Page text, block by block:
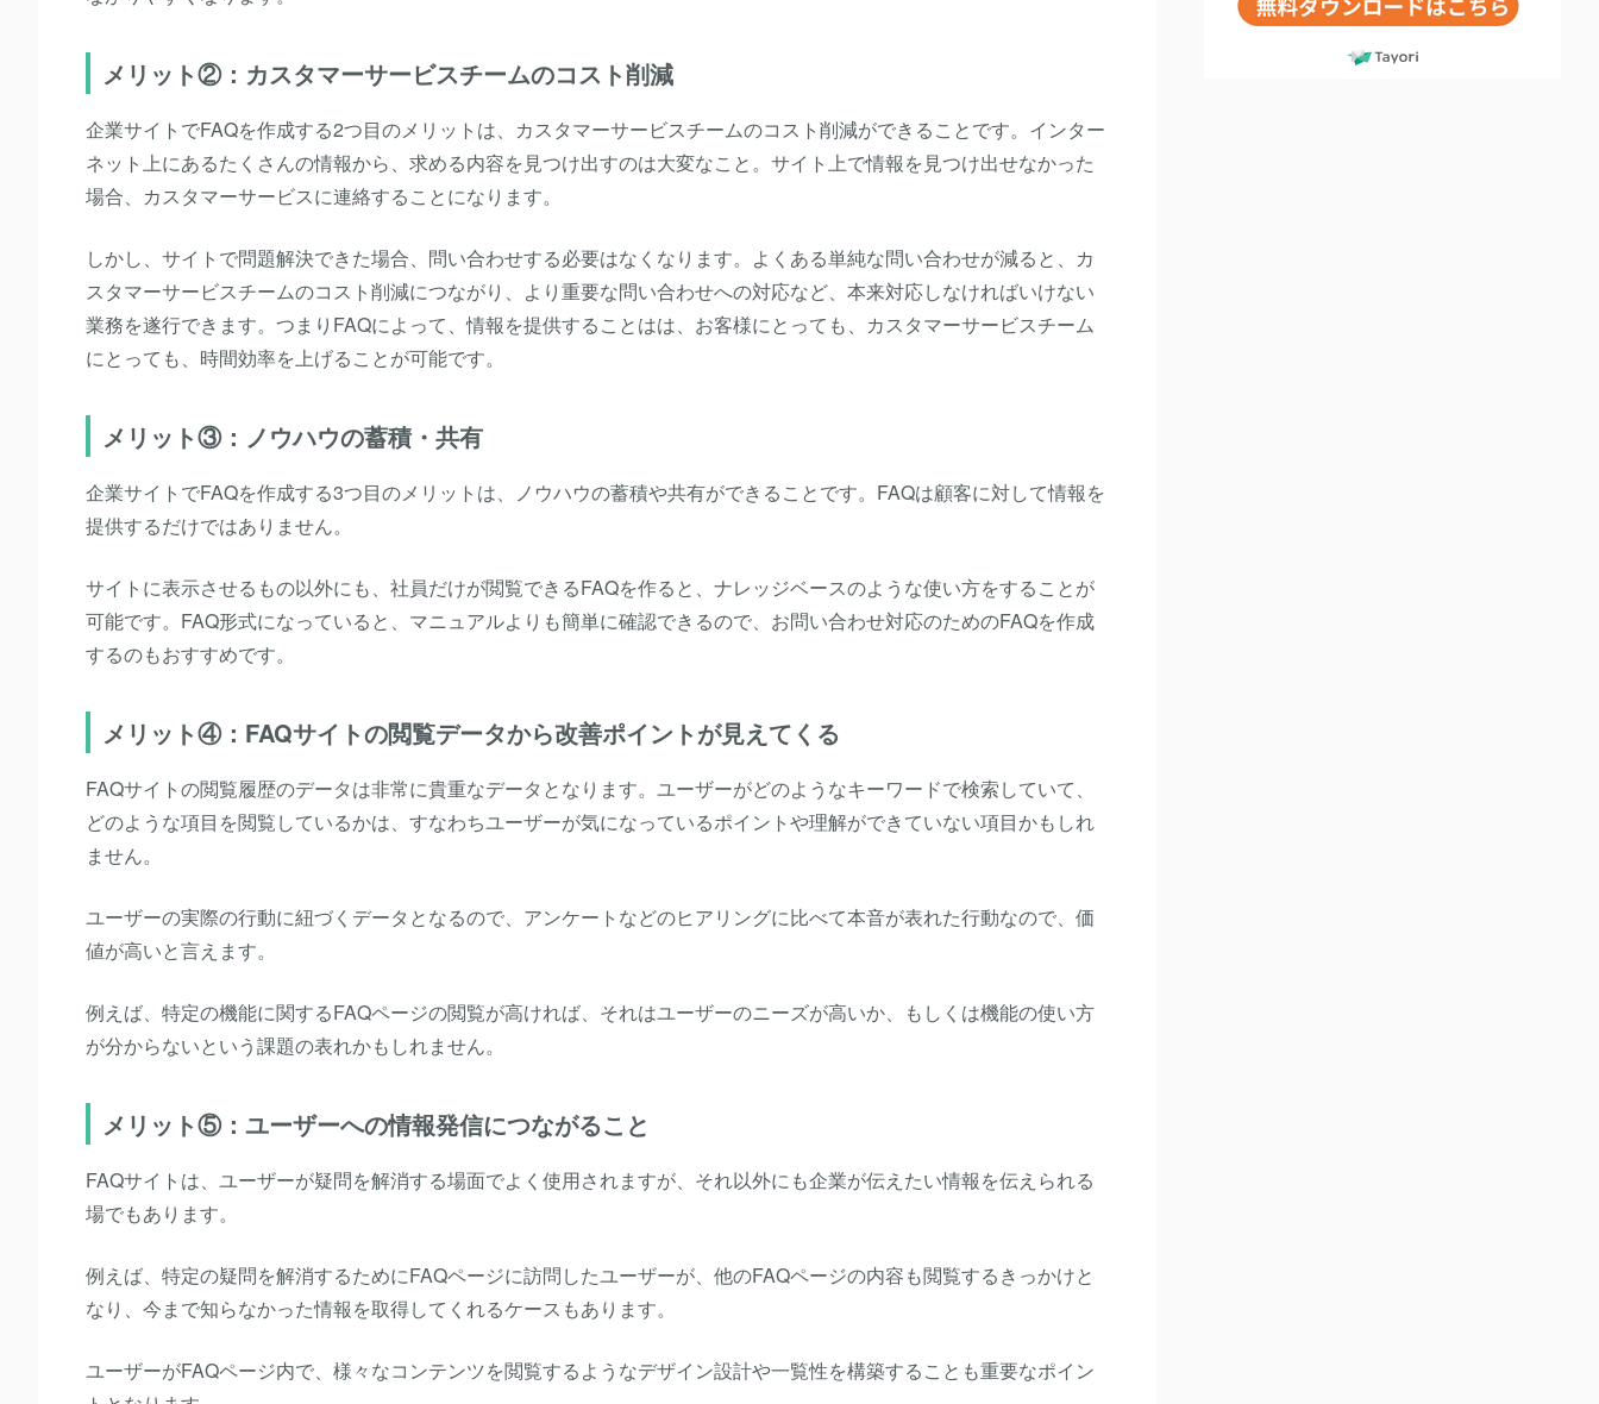
メリット②：カスタマーサービスチームのコスト削減
企業サイトでFAQを作成する2つ目のメリットは、カスタマーサービスチームのコスト削減ができることです。インター
ネット上にあるたくさんの情報から、求める内容を見つけ出すのは大変なこと。サイト上で情報を見つけ出せなかった
場合、カスタマーサービスに連絡することになります。
しかし、サイトで問題解決できた場合、問い合わせする必要はなくなります。 よくある単純な問い合わせが減ると、カ
スタマーサービスチームのコスト削減につながり、 より重要な問い合わせへの対応など、 本来対応しなければいけない
業務を遂行できます。つまりFAQによって、情報を提供することはは、お客様にとっても、カスタマーサービスチーム
にとっても、時間効率を上げることが可能です。
メリット③：ノウハウの蓄積・共有
企業サイトでFAQを作成する3つ目のメリットは、ノウハウの蓄積や共有ができることです。FAQは顧客に対して情報を
提供するだけではありません。
サイトに表示させるもの以外にも、社員だけが閲覧できるFAQを作ると、ナレッジベースのような使い方をすることが
可能です。FAQ形式になっていると、マニュアルよりも簡単に確認できるので、お問い合わせ対応のためのFAQを作成
するのもおすすめです。
メリット④：FAQサイトの閲覧データから改善ポイントが見えてくる
FAQサイトの閲覧履歴のデータは非常に貴重なデータとなります。ユーザーがどのようなキーワードで検索していて、
どのような項目を閲覧しているかは、すなわちユーザーが気になっているポイントや理解ができていない項目かもしれ
ません。
ユーザーの実際の行動に紐づくデータとなるので、アンケートなどのヒアリングに比べて本音が表れた行動なので、価
値が高いと言えます。
例えば、特定の機能に関するFAQページの閲覧が高ければ、それはユーザーのニーズが高いか、もしくは機能の使い方
が分からないという課題の表れかもしれません。
メリット⑤：ユーザーへの情報発信につながること
FAQサイトは、ユーザーが疑問を解消する場面でよく使用されますが、それ以外にも企業が伝えたい情報を伝えられる
場でもあります。
例えば、特定の疑問を解消するためにFAQページに訪問したユーザーが、他のFAQページの内容も閲覧するきっかけと
なり、今まで知らなかった情報を取得してくれるケースもあります。
ユーザーがFAQページ内で、様々なコンテンツを閲覧するようなデザイン設計や一覧性を構築することも重要なポイン